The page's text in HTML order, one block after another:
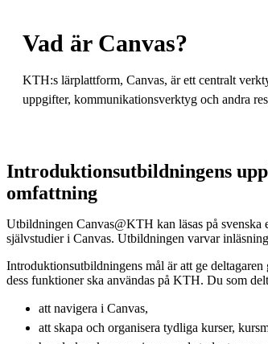
Vad är Canvas?
KTH:s lärplattform, Canvas, är ett centralt
uppgifter, kommunikationsverktyg och andra
Introduktionsutbildningens
omfattning
Utbildningen Canvas@KTH kan läsas på svenska
självstudier i Canvas. Utbildningen varvar
Introduktionsutbildningens mål är att ge
dess funktioner ska användas på KTH. Du som
att navigera i Canvas,
att skapa och organisera tydliga kurser,